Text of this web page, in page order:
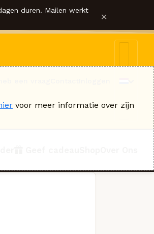
duren. Mailen werkt ×
voor meer informatie over zijn